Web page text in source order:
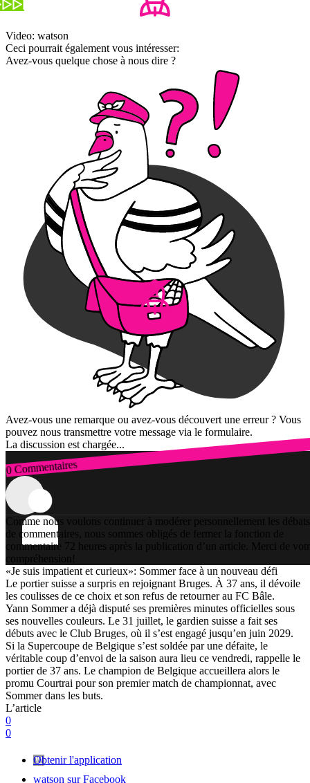
Video: watson
Ceci pourrait également vous intéresser:
Avez-vous quelque chose à nous dire ?
Avez-vous une remarque ou avez-vous découvert une erreur ? Vous
pouvez nous transmettre votre message via le formulaire.
La discussion est chargée...
0 Commentaires
Connexion
Comme nous voulons continuer à modérer personnellement les débats
de commentaires, nous sommes obligés de fermer la fonction de
commentaire 72 heures après la publication d’un article. Merci de
compréhension!
«Je suis impatient et curieux»: Sommer face à un nouveau défi
Le portier suisse a surpris en rejoignant Bruges. À 37 ans, il dévoile
les coulisses de ce choix et son refus de retourner au FC Bâle.
Yann Sommer a déjà disputé ses premières minutes officielles sous
ses nouvelles couleurs. Le 31 juillet, le gardien suisse a fait ses
débuts avec le Club Bruges, où il s’est engagé jusqu’en juin 2029.
Si la Supercoupe de Belgique s’est soldée par une défaite, le
véritable coup d’envoi de la saison aura lieu ce vendredi, rappelle le
portier de 37 ans. Le champion de Belgique accueillera alors le
promu Courtrai pour son premier match de championnat, avec
Sommer dans les buts.
L’article
0
0
Obtenir l'application
watson sur Facebook